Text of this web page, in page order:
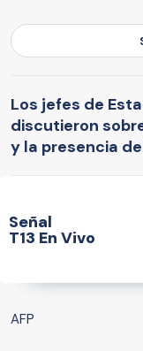
Los jefes de
discutieron
y la presencia
Señal
T13 En Vivo
AFP